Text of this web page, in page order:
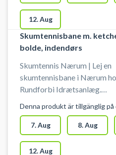
Book nemt din
spil skumtennis i Nærum. Booking
af skumtennis banen er uden
og bolde. Gratis parkering ved
skumtennisbanerne i Nærum
Egebækvej 118, 2850
nær Skodsborg, Søllerød,
og Gammel Holte.
12. Aug
Skumtennisbane m.
bolde, indendørs
Skumtennis Nærum | Lej en
skumtennisbane i Nærum
Rundforbi Idrætsanlæg.
der spilles på baner, hvor
spilles badminton og
Book nemt din
spil skumtennis i Nærum. Booking
Denna produkt är tillgänglig på
7. Aug 8. Aug
12. Aug